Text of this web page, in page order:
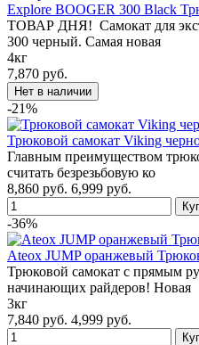
Explore BOOGER 300 Black
ТОВАР ДНЯ! Самокат для
300 черный. Самая новая
4кг
7,870 руб.
-21%
Трюковой самокат Viking
Главным преимуществом
считать безрезьбовую ко
8,860 руб. 6,999 руб.
-36%
Ateox JUMP оранжевый
Трюковой самокат с прямым
начинающих райдеров! Новая
3кг
7,840 руб. 4,999 руб.